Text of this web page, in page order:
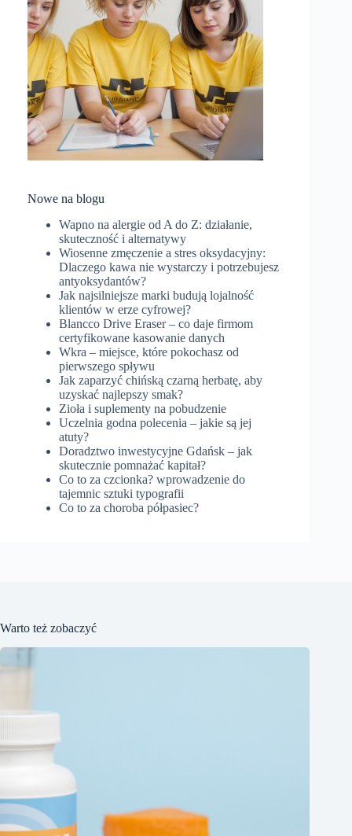
Nowe na blogu
Wapno na alergie od A do Z: działanie,
skuteczność i alternatywy
Wiosenne zmęczenie a stres oksydacyjny:
Dlaczego kawa nie wystarczy i potrzebujesz
antyoksydantów?
Jak najsilniejsze marki budują lojalność
klientów w erze cyfrowej?
Blancco Drive Eraser – co daje firmom
certyfikowane kasowanie danych
Wkra – miejsce, które pokochasz od
pierwszego spływu
Jak zaparzyć chińską czarną herbatę, aby
uzyskać najlepszy smak?
Zioła i suplementy na pobudzenie
Uczelnia godna polecenia – jakie są jej
atuty?
Doradztwo inwestycyjne Gdańsk – jak
skutecznie pomnażać kapitał?
Co to za czcionka? wprowadzenie do
tajemnic sztuki typografii
Co to za choroba półpasiec?
Warto też zobaczyć